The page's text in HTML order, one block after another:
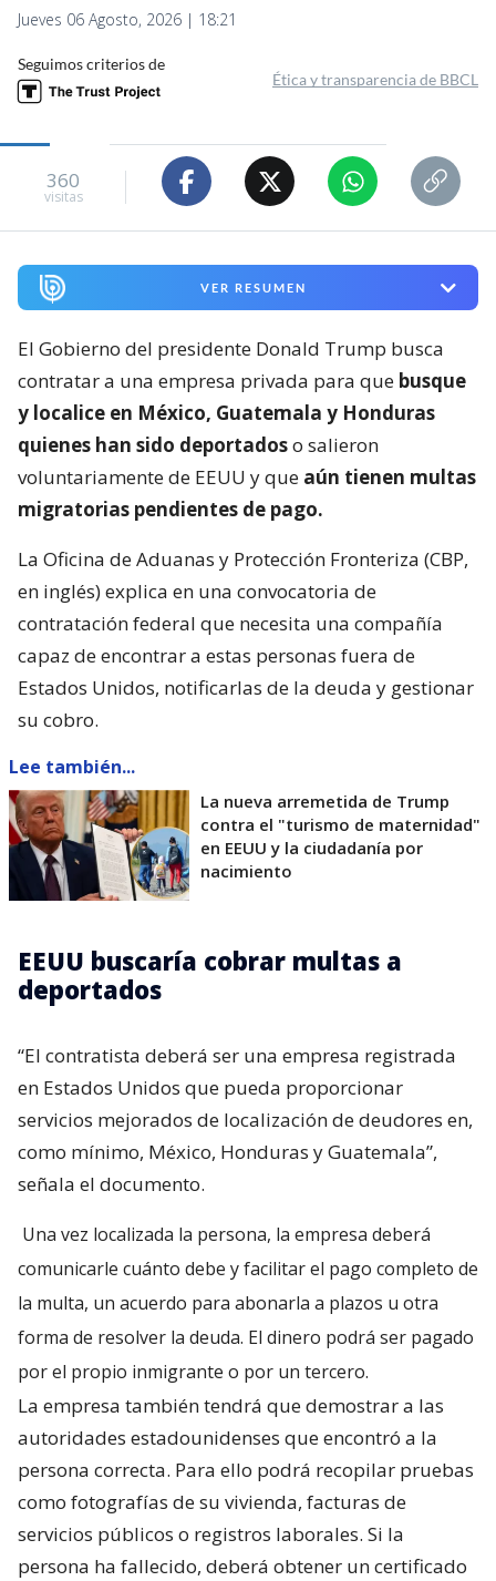
Jueves 06 Agosto, 2026 | 18:21
Seguimos criterios de
Ética y transparencia de BBCL
360
visitas
VER RESUMEN
El Gobierno del presidente Donald Trump busca
contratar a una empresa privada para que busque
y localice en México, Guatemala y Honduras
quienes han sido deportadoso salieron
voluntariamente de EEUU y que aún tienen multas
migratorias pendientes de pago.
La Oficina de Aduanas y Protección Fronteriza (CBP,
en inglés) explica en una convocatoria de
contratación federal que necesita una compañía
capaz de encontrar a estas personas fuera de
Estados Unidos, notificarlas de la deuda y gestionar
su cobro.
Lee también...
La nueva arremetida de Trump
contra el "turismo de maternidad"
en EEUU y la ciudadanía por
nacimiento
EEUU buscaría cobrar multas a
deportados
“El contratista deberá ser una empresa registrada
en Estados Unidos que pueda proporcionar
servicios mejorados de localización de deudores en,
como mínimo, México, Honduras y Guatemala”,
señala el documento.
Una vez localizada la persona, la empresa deberá
comunicarle cuánto debe y facilitar el pago completo de
la multa, un acuerdo para abonarla a plazos u otra
forma de resolver la deuda. El dinero podrá ser pagado
por el propio inmigrante o por un tercero.
La empresa también tendrá que demostrar a las
autoridades estadounidenses que encontró a la
persona correcta. Para ello podrá recopilar pruebas
como fotografías de su vivienda, facturas de
servicios públicos o registros laborales. Si la
persona ha fallecido, deberá obtener un certificado